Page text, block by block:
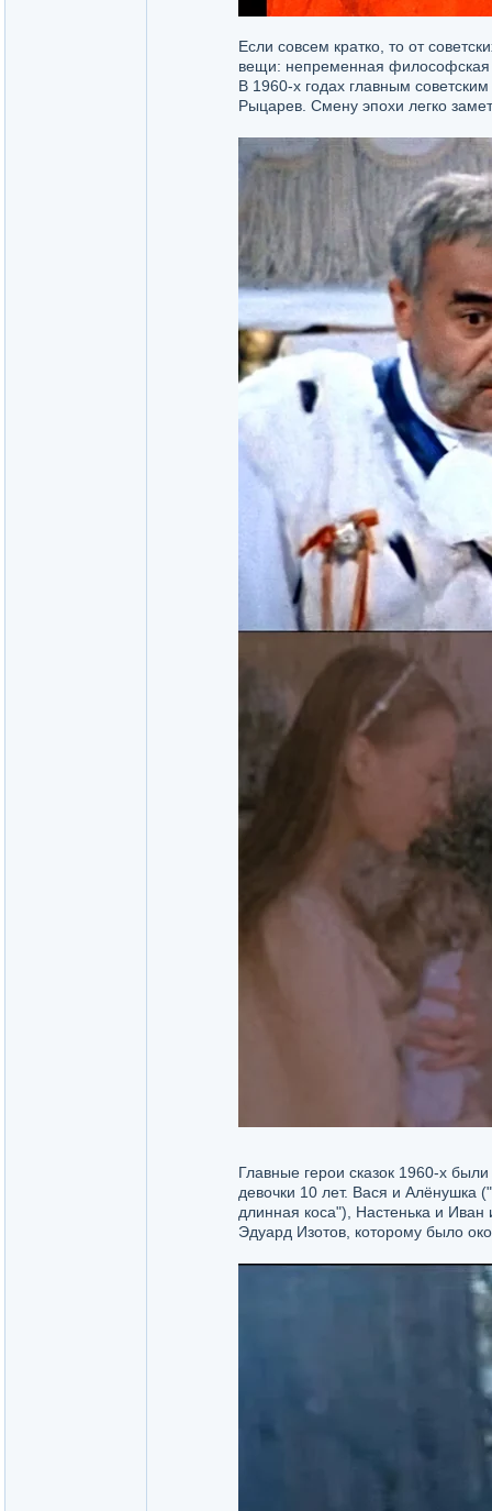
Если совсем кратко, то от
вещи: непременная философская
В 1960-х годах главным
Рыцарев. Смену эпохи легко
Главные герои сказок 1960-х
девочки 10 лет. Вася и Алёнушка
длинная коса"), Настенька и
Эдуард Изотов, которому было